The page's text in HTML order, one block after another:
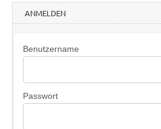
ANMELDEN
Benutzername
Passwort